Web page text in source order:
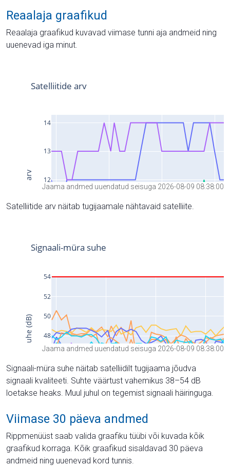
Reaalaja graafikud
Reaalaja graafikud kuvavad viimase tunni aja andmeid ning
uuenevad iga minut.
Jaama andmed uuendatud seisuga 2026-08-09 08:38:00
Satelliitide arv näitab tugijaamale nähtavaid satelliite.
Jaama andmed uuendatud seisuga 2026-08-09 08:38:00
Signaali-müra suhe näitab satelliidilt tugijaama jõudva
signaali kvaliteeti. Suhte väärtust vahemikus 38–54 dB
loetakse heaks. Muul juhul on tegemist signaali häiringuga.
Viimase 30 päeva andmed
Rippmenüüst saab valida graafiku tüübi või kuvada kõik
graafikud korraga. Kõik graafikud sisaldavad 30 päeva
andmeid ning uuenevad kord tunnis.